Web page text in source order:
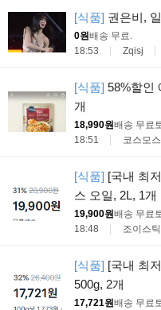
[식품] 권은비,
0원배송 무료.
18:53
Zqisj
[식품] 58%할인
개
18,990원배송 무료
18:51
코스모
[식품] [국내 최
스 오일, 2L, 1개
19,900원배송 무료
18:48
조이스
[식품] [국내 최
500g, 2개
17,721원배송 무료